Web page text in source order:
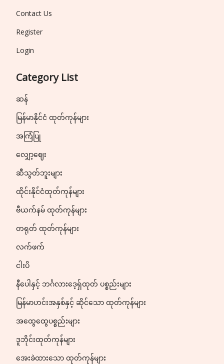
Contact Us
Register
Login
Category List
ဆန်
မြန်မာနိုင်ငံ ထုတ်ကုန်များ
အကြံပြု
လျှော့ဈေး
ဆီသွတ်ဘူးများ
ထိုင်းနိုင်ငံထုတ်ကုန်များ
ဗီယက်နမ် ထုတ်ကုန်များ
တရုတ် ထုတ်ကုန်များ
လက်ဖက်
ငါးပိ
နီပေါနှင့် ဘင်္ဂလားဒေ့ရှ်ထုတ် ပစ္စည်းများ
မြန်မာဟင်းအနှစ်နှင့် ဆိုင်သော ထုတ်ကုန်များ
အထွေထွေပစ္စည်းများ
ဒူဘိုင်းထုတ်ကုန်များ
အေးခဲထားသော ထုတ်ကုန်များ